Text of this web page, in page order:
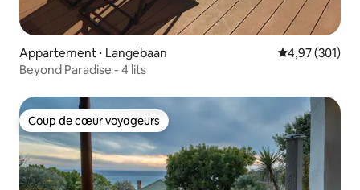
Appartement ⋅ Langebaan Évaluation
4,97 (301)
Beyond Paradise - 4 lits
Coup de cœur voyageurs
Coup de cœur voyageurs